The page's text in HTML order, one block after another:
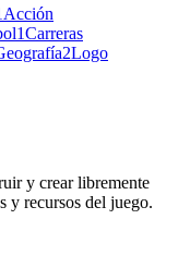
Acción
1Carreras
2Logo
y crear libremente
y recursos del juego.